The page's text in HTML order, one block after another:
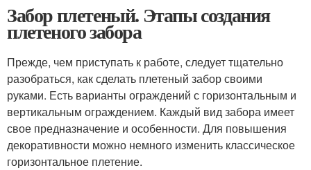
Забор плетеный. Этапы создания
плетеного забора
Прежде, чем приступать к работе, следует тщательно
разобраться, как сделать плетеный забор своими
руками. Есть варианты ограждений с горизонтальным и
вертикальным ограждением. Каждый вид забора имеет
свое предназначение и особенности. Для повышения
декоративности можно немного изменить классическое
горизонтальное плетение.